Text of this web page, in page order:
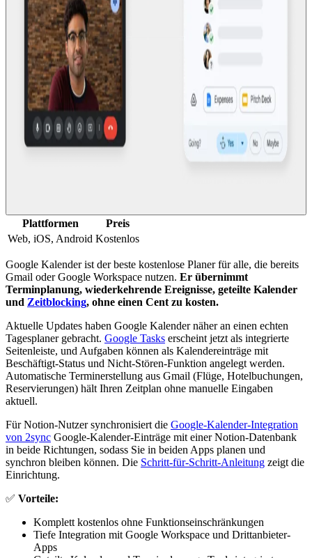
Plattformen
Preis
Web, iOS, Android Kostenlos
Google Kalender ist der beste kostenlose Planer für alle, die bereits
Gmail oder Google Workspace nutzen. Er übernimmt
Terminplanung, wiederkehrende Ereignisse, geteilte Kalender
und Zeitblocking, ohne einen Cent zu kosten.
Aktuelle Updates haben Google Kalender näher an einen echten
Tagesplaner gebracht. Google Tasks erscheint jetzt als integrierte
Seitenleiste, und Aufgaben können als Kalendereinträge mit
Beschäftigt-Status und Nicht-Stören-Funktion angelegt werden.
Automatische Terminerstellung aus Gmail (Flüge, Hotelbuchungen,
Reservierungen) hält Ihren Zeitplan ohne manuelle Eingaben
aktuell.
Für Notion-Nutzer synchronisiert die Google-Kalender-Integration
von 2sync Google-Kalender-Einträge mit einer Notion-Datenbank
in beide Richtungen, sodass Sie in beiden Apps planen und
synchron bleiben können. Die Schritt-für-Schritt-Anleitung zeigt die
Einrichtung.
✅ Vorteile:
Komplett kostenlos ohne Funktionseinschränkungen
Tiefe Integration mit Google Workspace und Drittanbieter-
Apps